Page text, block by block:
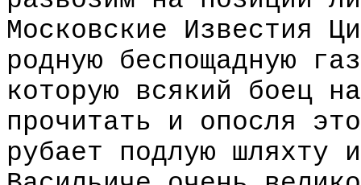
Московские Известия
родную беспощадную
которую всякий боец
прочитать и опосля
рубает подлую шляхту